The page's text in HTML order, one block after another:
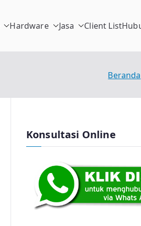
Hardware Jasa Client List
Beranda
Konsultasi Online